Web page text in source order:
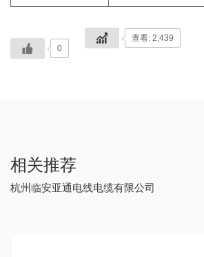
0
查看: 2,439
相关推荐
杭州临安亚通电线电缆有限公司